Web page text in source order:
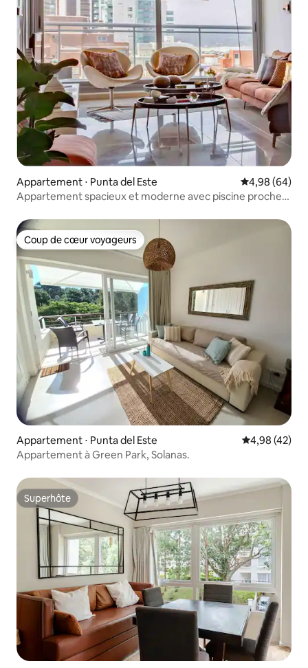
Appartement ⋅ Punta del Este Évaluation
4,98 (64)
Appartement spacieux et moderne avec piscine proche
Coup de cœur voyageurs
Coup de cœur voyageurs
Appartement ⋅ Punta del Este Évaluation
4,98 (42)
Appartement à Green Park, Solanas.
Superhôte
Superhôte